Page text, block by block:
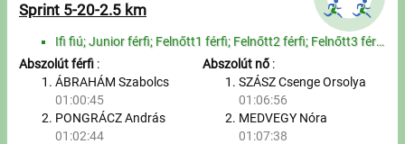
Sprint 5-20-2.5 km
Ifi fiú; Junior férfi; Felnőtt1 férfi; Felnőtt2 férfi; Felnőtt3 férfi; Felnőtt4 férfi; Szenior1 férf...
Abszolút férfi :
ÁBRAHÁM Szabolcs
01:00:45
PONGRÁCZ András
01:02:44
Abszolút nő:
SZÁSZ Csenge Orsolya
01:06:56
MEDVEGY Nóra
01:07:38